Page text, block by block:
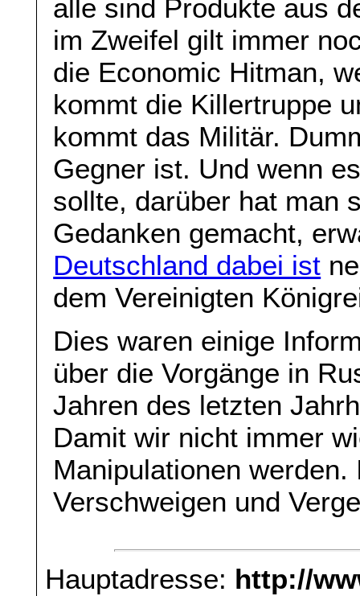
alle sind Produkte aus
im Zweifel gilt immer
die Economic Hitman,
kommt die Killertruppe
kommt das Militär.
Gegner ist. Und wenn
sollte, darüber hat man
Gedanken gemacht,
Deutschland dabei ist
dem Vereinigten
Dies waren einige
über die Vorgänge in
Jahren des letzten
Damit wir nicht immer
Manipulationen
Verschweigen und
Hauptadresse: http://